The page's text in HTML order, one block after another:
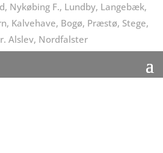
Nykøbing F., Lundby, Langebæk,
Kalvehave, Bogø, Præstø, Stege,
Alslev, Nordfalster